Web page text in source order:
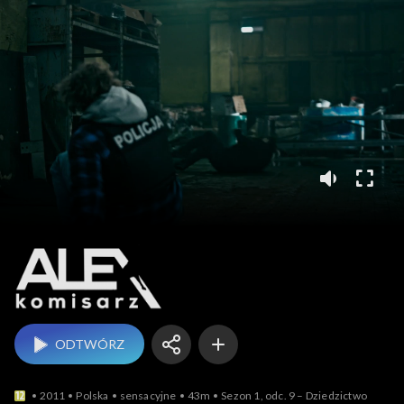
Komisarz Alex
ODTWÓRZ
2011 Polska sensacyjne 43m Sezon 1, odc. 9 – Dziedzictwo